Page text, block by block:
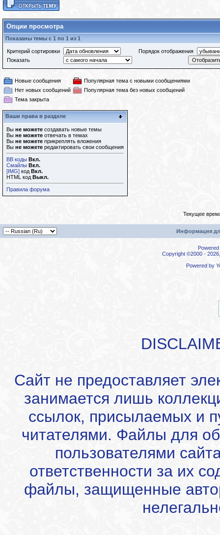
Опции просмотра
Показаны темы с 1 по 1 из 1
Критерий сортировки
Порядок отображения
Показать
Новые сообщения
Популярная тема с новыми сообщениями
Нет новых сообщений
Популярная тема без новых сообщений
Тема закрыта
Ваши права в разделе
Вы не можете создавать новые темы
Вы не можете отвечать в темах
Вы не можете прикреплять вложения
Вы не можете редактировать свои сообщения
BB коды Вкл.
Смайлы Вкл.
[IMG] код Вкл.
HTML код Выкл.
Правила форума
Текущее
Информация
Copyright ©2000 -
Powered by
Сайт не предоставляет
занимается лишь
ссылок, присылаемых и
читателями. Файлы для
пользователями
ответственности за их
файлы, защищенные